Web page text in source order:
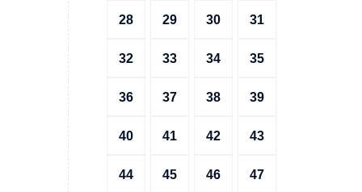
28 29 30 31
32 33 34 35
36 37 38 39
40 41 42 43
44 45 46 47